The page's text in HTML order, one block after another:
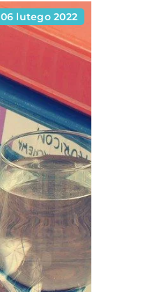
06 lutego 2022